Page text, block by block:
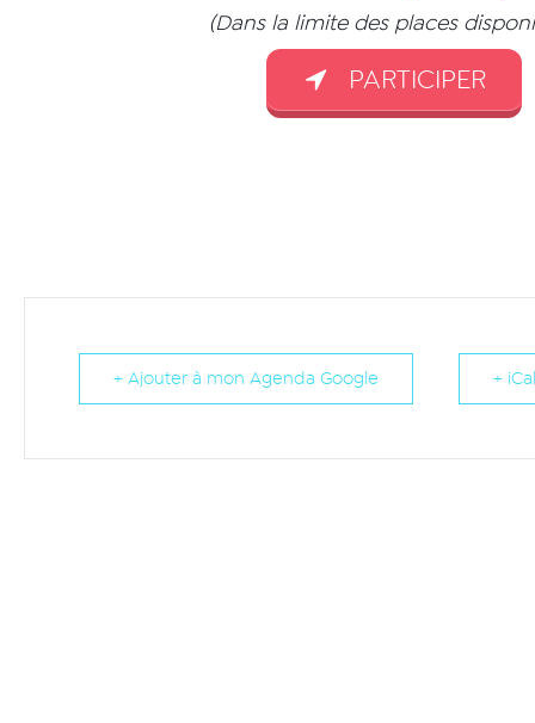
(Dans la limite des places
PARTICIPER
+ Ajouter à mon Agenda Google +